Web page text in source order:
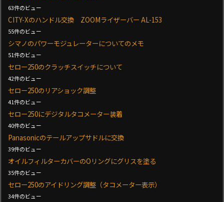
63件のビュー
CITY-Xのハンドル交換 ZOOMライザーバー AL-153
55件のビュー
シマノのパワーモジュレーターについてのメモ
51件のビュー
セロー250のクラッチスイッチについて
42件のビュー
セロー250のリアショック調整
41件のビュー
セロー250にデジタルタコメーター装着
40件のビュー
Panasonicのテールアップサドルに交換
39件のビュー
オイルフィルターカバーのOリングにグリスを塗る
35件のビュー
セロー250のアイドリング調整（タコメーター表示）
34件のビュー